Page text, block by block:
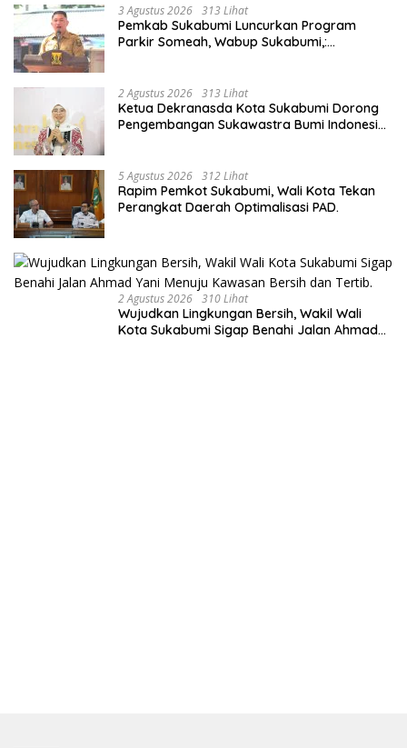
3 Agustus 2026 313 Lihat
Pemkab Sukabumi Luncurkan Program
Parkir Someah, Wabup Sukabumi,:
2 Agustus 2026 313 Lihat
Ketua Dekranasda Kota Sukabumi Dorong
Pengembangan Sukawastra Bumi Indonesia,
5 Agustus 2026 312 Lihat
Rapim Pemkot Sukabumi, Wali Kota Tekan
Perangkat Daerah Optimalisasi PAD.
2 Agustus 2026 310 Lihat
Wujudkan Lingkungan Bersih, Wakil Wali
Kota Sukabumi Sigap Benahi Jalan Ahmad